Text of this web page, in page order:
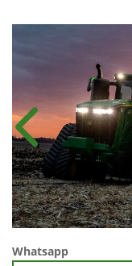
Anterior
Whatsapp